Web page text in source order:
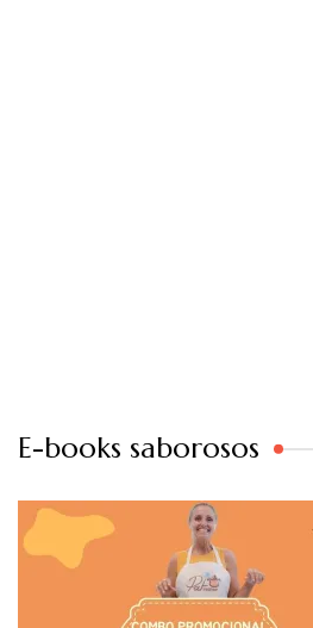
E-books saborosos